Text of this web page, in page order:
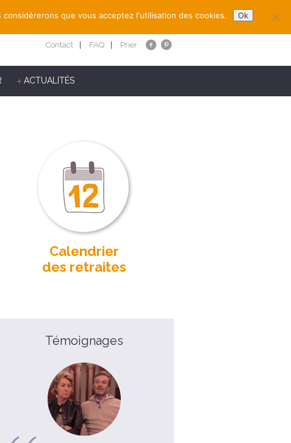
Contact FAQ Prier
ACTUALITÉS
Calendrier
des retraites
Témoignages
que vous acceptez l'utilisation des cookies. Ok